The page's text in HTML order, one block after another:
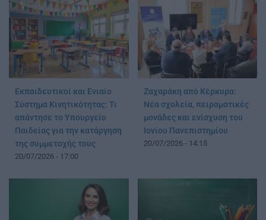
Εκπαιδευτικοί και Ενιαίο
Σύστημα Κινητικότητας: Τι
απάντησε το Υπουργείο
Παιδείας για την κατάργηση
της συμμετοχής τους
20/07/2026 - 17:00
Ζαχαράκη από Κέρκυρα:
Νέα σχολεία, πειραματικές
μονάδες και ενίσχυση του
Ιονίου Πανεπιστημίου
20/07/2026 - 14:15